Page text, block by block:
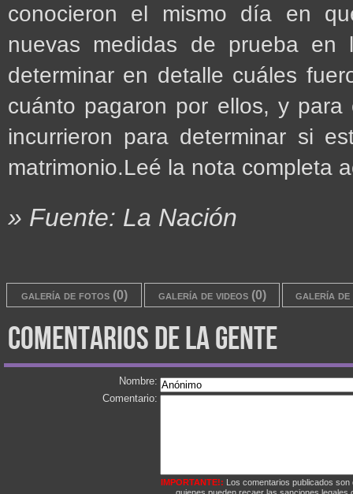
conocieron el mismo día en
nuevas medidas de prueba
determinar en detalle cuáles
cuánto pagaron por ellos, y
incurrieron para determinar si
matrimonio.Leé la nota completa
» Fuente: La Nación
galería de fotos (0) galería de videos (0) galería de
comentarios de la gente
Nombre:
Comentario:
IMPORTANTE!: Los comentarios publicados